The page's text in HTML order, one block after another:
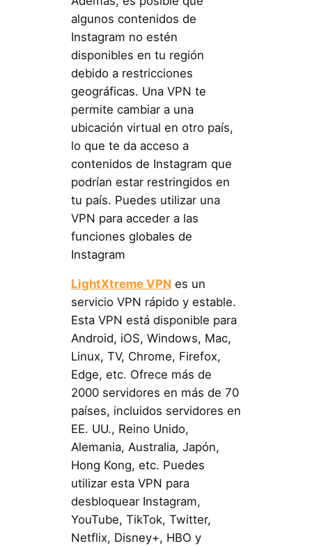
algunos contenidos de
Instagram no estén
disponibles en tu región
debido a restricciones
geográficas. Una VPN te
permite cambiar a una
ubicación virtual en otro país,
lo que te da acceso a
contenidos de Instagram que
podrían estar restringidos en
tu país. Puedes utilizar una
VPN para acceder a las
funciones globales de
Instagram
LightXtreme VPNes un
servicio VPN rápido y estable.
Esta VPN está disponible para
Android, iOS, Windows, Mac,
Linux, TV, Chrome, Firefox,
Edge, etc. Ofrece más de
2000 servidores en más de 70
países, incluidos servidores en
EE. UU., Reino Unido,
Alemania, Australia, Japón,
Hong Kong, etc. Puedes
utilizar esta VPN para
desbloquear Instagram,
YouTube, TikTok, Twitter,
Netflix, Disney+, HBO y